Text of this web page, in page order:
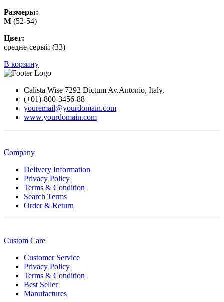
Размеры:
М (52-54)
Цвет:
средне-серый (33)
В корзину
Calista Wise 7292 Dictum Av.Antonio, Italy.
(+01)-800-3456-88
youremail@yourdomain.com
www.yourdomain.com
Company
Delivery Information
Privacy Policy
Terms & Condition
Search Terms
Order & Return
Custom Care
Customer Service
Privacy Policy
Terms & Condition
Best Seller
Manufactures